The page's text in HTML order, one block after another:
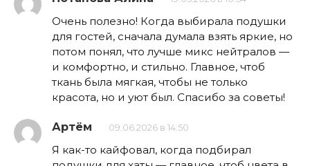
Очень полезно! Когда выбирала подушки
для гостей, сначала думала взять яркие, но
потом понял, что лучше микс нейтралов —
и комфортно, и стильно. Главное, чтоб
ткань была мягкая, чтобы не только
красота, но и уют был. Спасибо за советы!
Артём 09.06.2026 в 14:50
Я как-то кайфовал, когда подбирал